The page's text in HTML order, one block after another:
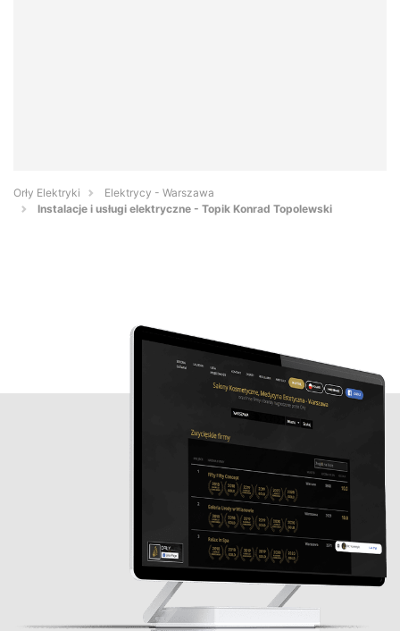
Orły Elektryki
Elektrycy - Warszawa
Instalacje i usługi elektryczne - Topik Konrad Topolewski